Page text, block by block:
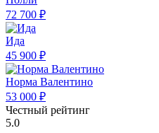
72 700 ₽
Ида
45 900 ₽
Норма Валентино
53 000 ₽
Честный рейтинг
5.0